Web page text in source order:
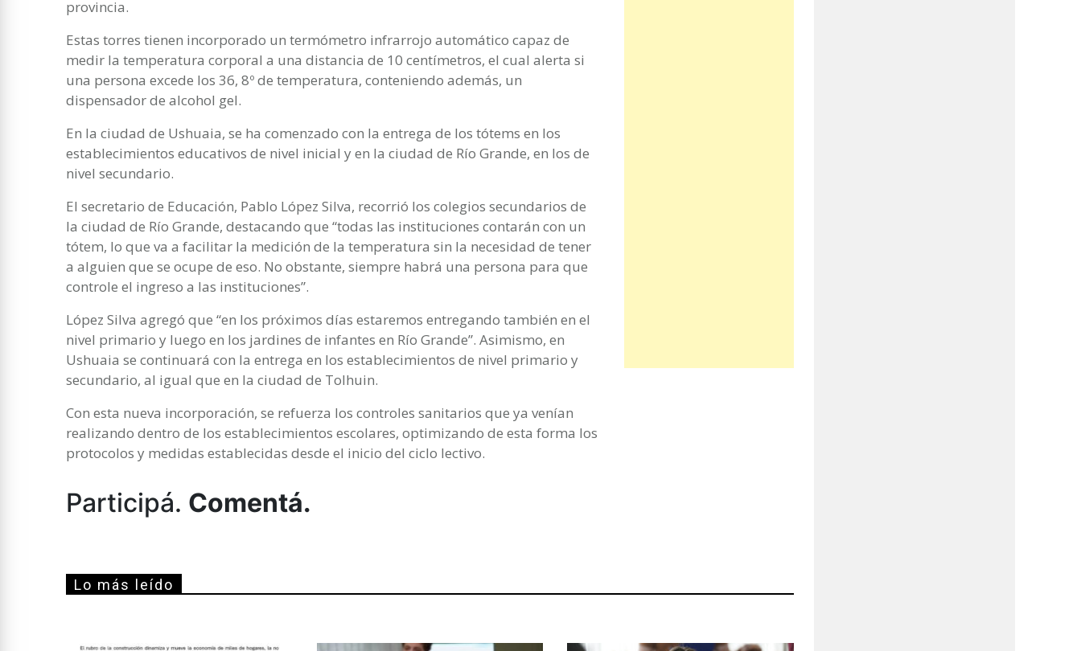
provincia.
Estas torres tienen incorporado un termómetro infrarrojo automático capaz de
medir la temperatura corporal a una distancia de 10 centímetros, el cual alerta si
una persona excede los 36, 8º de temperatura, conteniendo además, un
dispensador de alcohol gel.
En la ciudad de Ushuaia, se ha comenzado con la entrega de los tótems en los
establecimientos educativos de nivel inicial y en la ciudad de Río Grande, en los de
nivel secundario.
El secretario de Educación, Pablo López Silva, recorrió los colegios secundarios de
la ciudad de Río Grande, destacando que “todas las instituciones contarán con un
tótem, lo que va a facilitar la medición de la temperatura sin la necesidad de tener
a alguien que se ocupe de eso. No obstante, siempre habrá una persona para que
controle el ingreso a las instituciones”.
López Silva agregó que “en los próximos días estaremos entregando también en el
nivel primario y luego en los jardines de infantes en Río Grande”. Asimismo, en
Ushuaia se continuará con la entrega en los establecimientos de nivel primario y
secundario, al igual que en la ciudad de Tolhuin.
Con esta nueva incorporación, se refuerza los controles sanitarios que ya venían
realizando dentro de los establecimientos escolares, optimizando de esta forma los
protocolos y medidas establecidas desde el inicio del ciclo lectivo.
Participá. Comentá.
Lo más leído